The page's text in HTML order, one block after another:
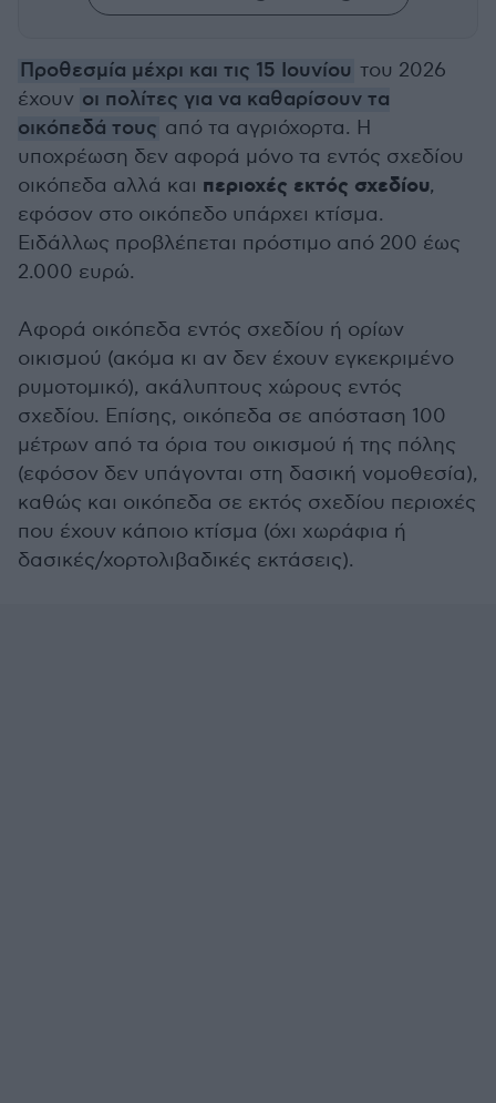
Προθεσμία μέχρι και τις 15 Ιουνίου του 2026
έχουν οι πολίτες για να καθαρίσουν τα
οικόπεδά τους από τα αγριόχορτα. Η
υποχρέωση δεν αφορά μόνο τα εντός σχεδίου
οικόπεδα αλλά και περιοχές εκτός σχεδίου,
εφόσον στο οικόπεδο υπάρχει κτίσμα.
Ειδάλλως προβλέπεται πρόστιμο από 200 έως
2.000 ευρώ.
Αφορά οικόπεδα εντός σχεδίου ή ορίων
οικισμού (ακόμα κι αν δεν έχουν εγκεκριμένο
ρυμοτομικό), ακάλυπτους χώρους εντός
σχεδίου. Επίσης, οικόπεδα σε απόσταση 100
μέτρων από τα όρια του οικισμού ή της πόλης
(εφόσον δεν υπάγονται στη δασική νομοθεσία),
καθώς και οικόπεδα σε εκτός σχεδίου περιοχές
που έχουν κάποιο κτίσμα (όχι χωράφια ή
δασικές/χορτολιβαδικές εκτάσεις).